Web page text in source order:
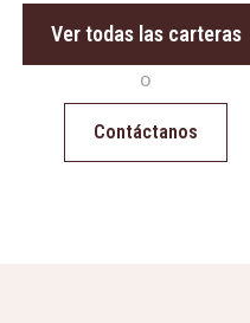
Ver todas las carteras
o
Contáctanos